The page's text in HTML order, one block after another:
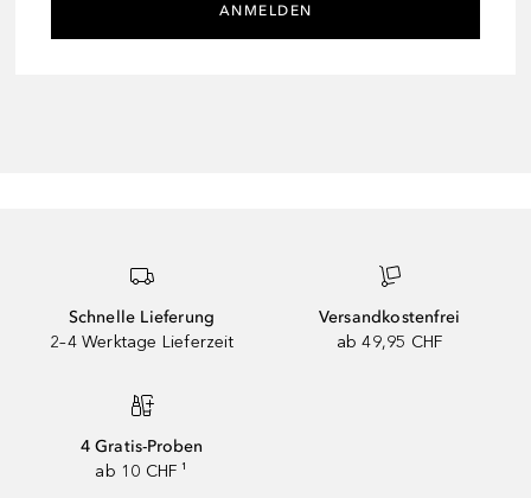
ANMELDEN
Schnelle Lieferung
2–4 Werktage Lieferzeit
Versandkostenfrei
ab 49,95 CHF
4 Gratis-Proben
ab 10 CHF ¹